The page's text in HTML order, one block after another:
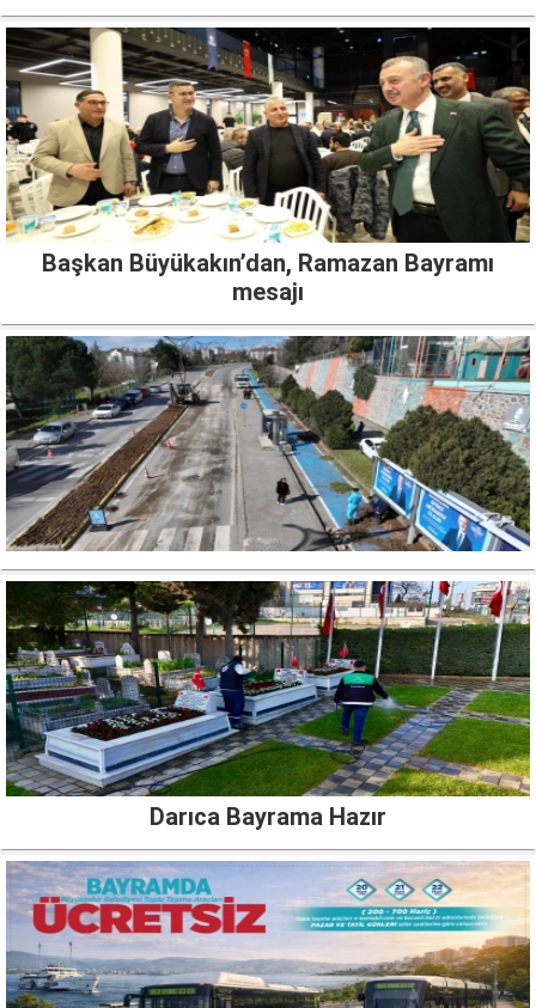
Başkan Büyükakın’dan, Ramazan Bayramı
mesajı
Darıca Bayrama Hazır